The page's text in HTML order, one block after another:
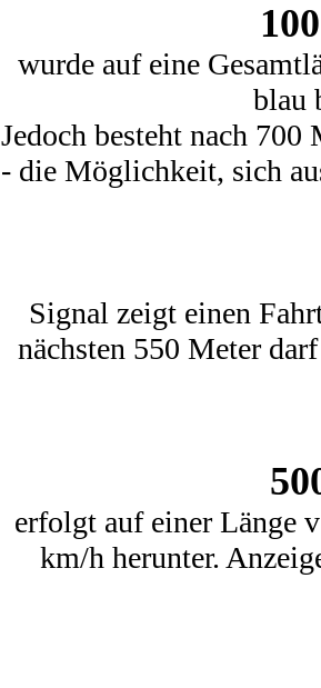
wurde auf eine
blau
Jedoch besteht nach
- die Möglichkeit, sich
Signal zeigt einen
nächsten 550 Meter
erfolgt auf einer Länge
km/h herunter.